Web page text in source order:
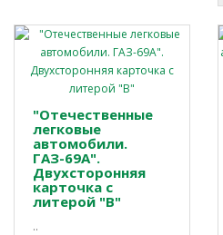
"Отечественные
легковые
автомобили.
ГАЗ-69А".
Двухсторонняя
карточка с
литерой "В"
..